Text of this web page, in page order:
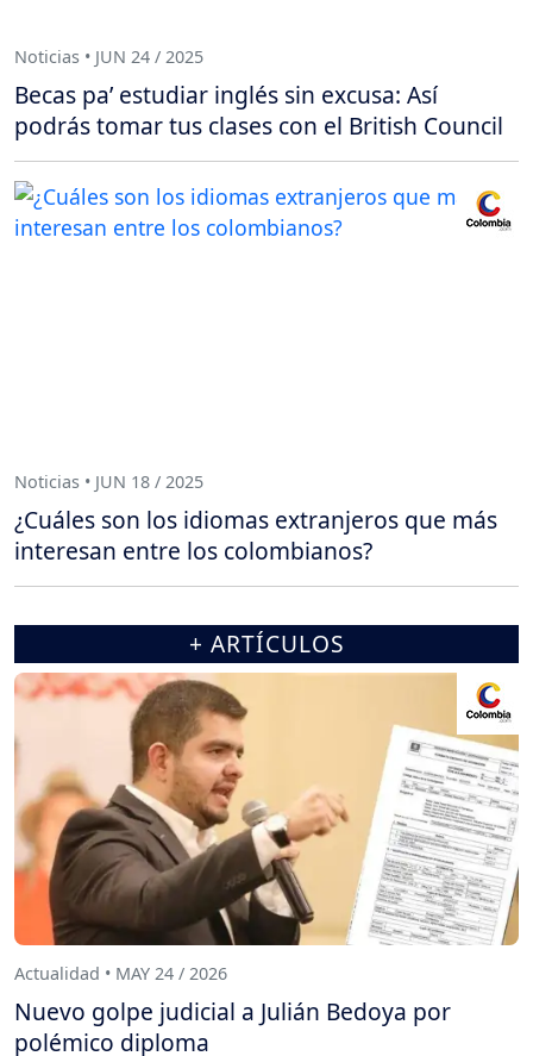
Noticias • JUN 24 / 2025
Becas pa’ estudiar inglés sin excusa: Así
podrás tomar tus clases con el British Council
Noticias • JUN 18 / 2025
¿Cuáles son los idiomas extranjeros que más
interesan entre los colombianos?
+ ARTÍCULOS
Actualidad • MAY 24 / 2026
Nuevo golpe judicial a Julián Bedoya por
polémico diploma